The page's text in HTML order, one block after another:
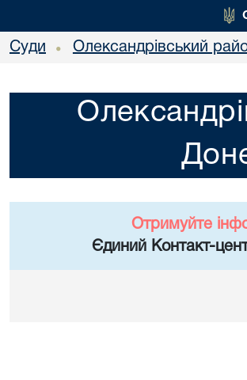
Суди • Олександрівський
Отримуйте
Єдиний Контакт-